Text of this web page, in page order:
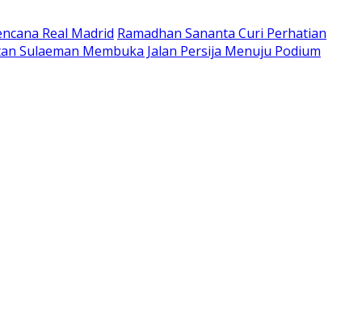
Real Madrid Ramadhan Sananta Curi Perhatian
Sulaeman Membuka Jalan Persija Menuju Podium